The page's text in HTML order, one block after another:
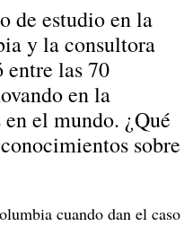
de estudio en la
y la consultora
las 70
en la
el mundo. ¿Qué
sobre
cuando dan el caso